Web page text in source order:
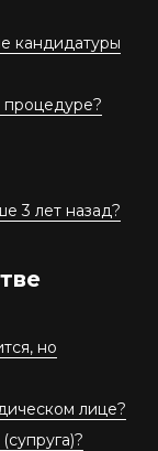
кандидатуры
процедуре?
3 лет назад?
но
лице?